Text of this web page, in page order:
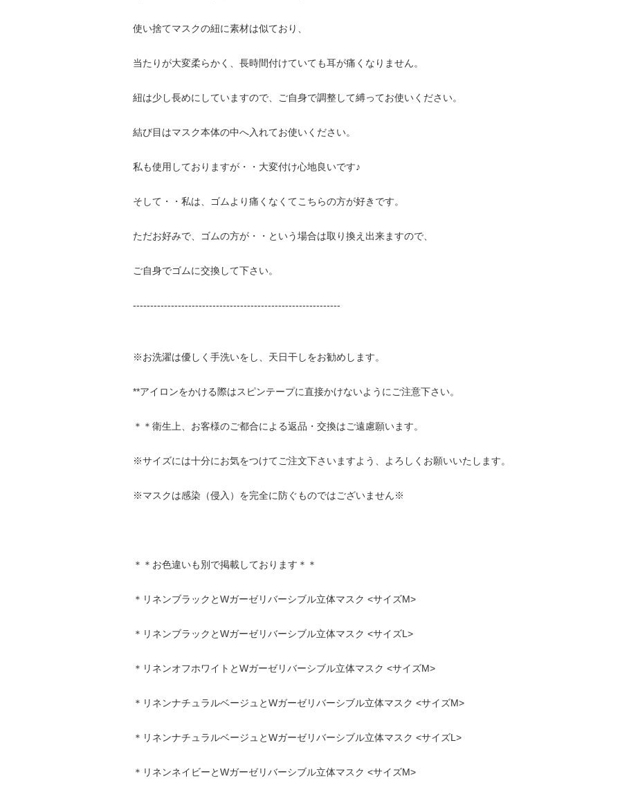
使い捨てマスクの紐に素材は似ており、
当たりが大変柔らかく、長時間付けていても耳が痛くなりません。
紐は少し長めにしていますので、ご自身で調整して縛ってお使いください。
結び目はマスク本体の中へ入れてお使いください。
私も使用しておりますが・・大変付け心地良いです♪
そして・・私は、ゴムより痛くなくてこちらの方が好きです。
ただお好みで、ゴムの方が・・という場合は取り換え出来ますので、
ご自身でゴムに交換して下さい。
------------------------------------------------------------
※お洗濯は優しく手洗いをし、天日干しをお勧めします。
**アイロンをかける際はスピンテープに直接かけないようにご注意下さい。
＊＊衛生上、お客様のご都合による返品・交換はご遠慮願います。
※サイズには十分にお気をつけてご注文下さいますよう、よろしくお願いいたします。
※マスクは感染（侵入）を完全に防ぐものではございません※
＊＊お色違いも別で掲載しております＊＊
＊ リネンブラックとWガーゼリバーシブル立体マスク <サイズM>
＊ リネンブラックとWガーゼリバーシブル立体マスク <サイズL>
＊ リネンオフホワイトとWガーゼリバーシブル立体マスク <サイズM>
＊ リネンナチュラルベージュとWガーゼリバーシブル立体マスク <サイズM>
＊ リネンナチュラルベージュとWガーゼリバーシブル立体マスク <サイズL>
＊ リネンネイビーとWガーゼリバーシブル立体マスク <サイズM>